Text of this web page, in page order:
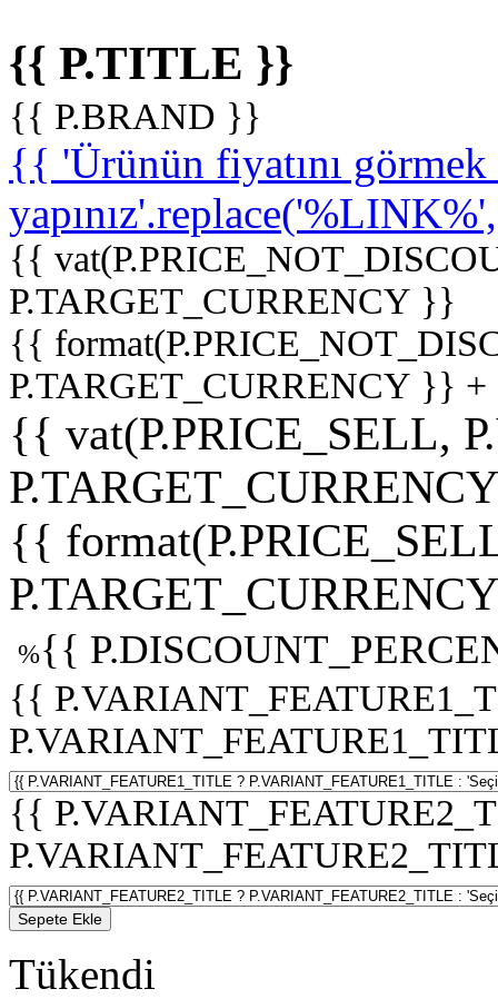
{{ P.TITLE }}
{{ P.BRAND }}
{{ 'Ürünün fiyatını
{{
P.TARGET_CURRENCY }}
{{
P.TARGET_CURRENCY }}
{{ vat(P.PRICE_SELL,
{{
%{{
{{
{{
Sepete Ekle
Tükendi